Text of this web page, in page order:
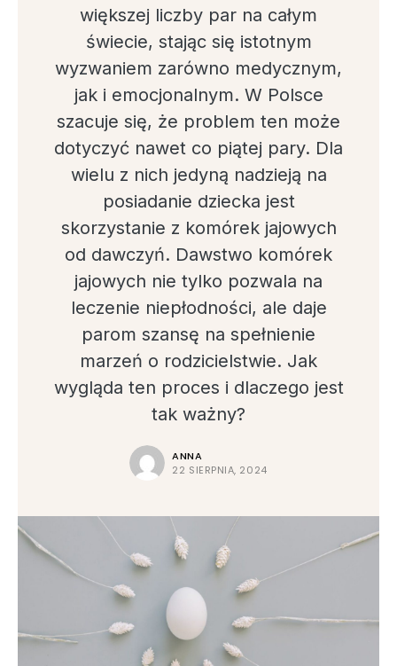
większej liczby par na całym
świecie, stając się istotnym
wyzwaniem zarówno medycznym,
jak i emocjonalnym. W Polsce
szacuje się, że problem ten może
dotyczyć nawet co piątej pary. Dla
wielu z nich jedyną nadzieją na
posiadanie dziecka jest
skorzystanie z komórek jajowych
od dawczyń. Dawstwo komórek
jajowych nie tylko pozwala na
leczenie niepłodności, ale daje
parom szansę na spełnienie
marzeń o rodzicielstwie. Jak
wygląda ten proces i dlaczego jest
tak ważny?
ANNA
22 SIERPNIA, 2024